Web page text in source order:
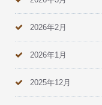
2026年2月
2026年1月
2025年12月